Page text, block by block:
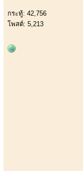
กระทู้: 42,756
โพสต์: 5,213